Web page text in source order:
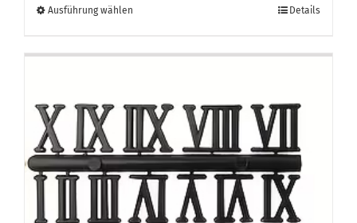
Ausführung wählen
weist
Varianten
auf.
Die
Optionen
können
Details